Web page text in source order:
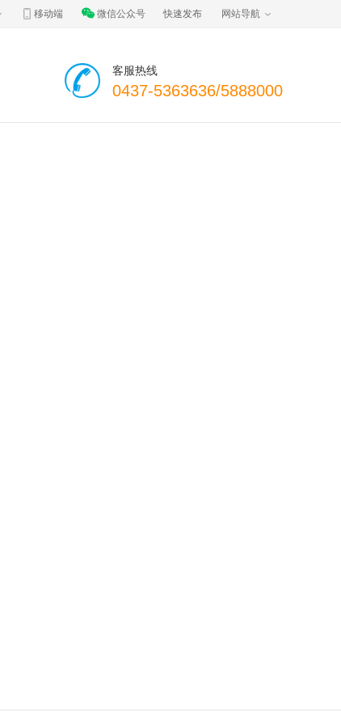
移动端 微信公众号 快速发布 网站导航
客服热线
0437-5363636/5888000